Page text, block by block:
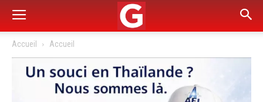
Accueil Accueil